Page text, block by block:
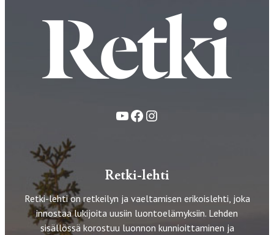
YouTube
FacebookInstagram
Retki-lehti
Retki-lehti on retkeilyn ja vaeltamisen erikoislehti, joka
innostaa lukijoita uusiin luontoelämyksiin. Lehden
sisällössä korostuu luonnon kunnioittaminen ja